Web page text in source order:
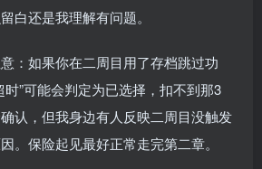
白还是我理解有问题。
：如果你在二周目用了存档跳过功
时”可能会判定为已选择，扣不到那3
认，但我身边有人反映二周目没触发
。保险起见最好正常走完第二章。